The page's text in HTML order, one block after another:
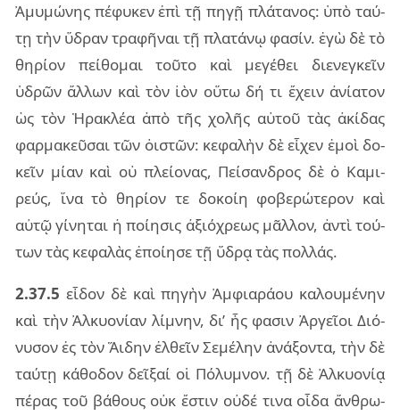
Ἀμυ­μώ­νης πέ­φυ­κεν ἐπὶ τῇ πηγῇ πλά­τα­νος: ὑπὸ ταύ­
τῃ τὴν ὕδραν τρα­φῆ­ναι τῇ πλα­τά­νῳ φα­σίν. ἐγὼ δὲ τὸ
θη­ρί­ον πεί­θο­μαι τοῦ­το καὶ με­γέ­θει διε­νεγ­κεῖν
ὑδρῶν ἄλ­λων καὶ τὸν ἰὸν οὕτω δή τι ἔχειν ἀνί­α­τον
ὡς τὸν Ἡρα­κλέα ἀπὸ τῆς χο­λῆς αὐ­τοῦ τὰς ἀκί­δας
φαρ­μα­κεῦ­σαι τῶν ὀι­στῶν: κε­φα­λὴν δὲ εἶ­χεν ἐμοὶ δο­
κεῖν μίαν καὶ οὐ πλεί­ο­νας, Πεί­σαν­δρος δὲ ὁ Καμι­
ρεύς, ἵνα τὸ θη­ρί­ον τε δο­κοίη φο­βε­ρώ­τε­ρον καὶ
αὐτῷ γί­νη­ται ἡ ποί­η­σις ἀξιό­χρε­ως μᾶλ­λον, ἀντὶ τού­
των τὰς κε­φα­λὰς ἐποί­η­σε τῇ ὕδρᾳ τὰς πολ­λάς.
2.37.5 εἶ­δον δὲ καὶ πη­γὴν Ἀμφια­ρά­ου κα­λου­μέ­νην
καὶ τὴν Ἀλκυο­νί­αν λί­μνην, δι’ ἧς φα­σιν Ἀργεῖ­οι Διό­
νυ­σον ἐς τὸν Ἅιδην ἐλ­θεῖν Σεμέ­λην ἀνά­ξον­τα, τὴν δὲ
ταύ­τῃ κά­θο­δον δεῖ­ξαί οἱ Πόλυ­μνον. τῇ δὲ Ἀλκυο­νίᾳ
πέ­ρας τοῦ βά­θους οὐκ ἔστιν οὐδέ τινα οἶδα ἄν­θρω­